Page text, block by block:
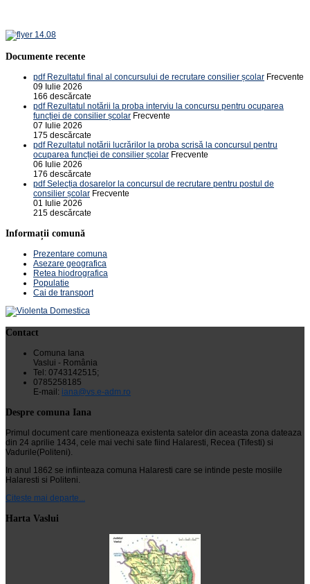
Documente recente
pdf Rezultatul final al concursului de recrutare consilier școlar Frecvente
09 Iulie 2026
166 descărcate
pdf Rezultatul notării la proba interviu la concursu pentru ocuparea
funcției de consilier școlar Frecvente
07 Iulie 2026
175 descărcate
pdf Rezultatul notării lucrărilor la proba scrisă la concursul pentru
ocuparea funcției de consilier școlar Frecvente
06 Iulie 2026
176 descărcate
pdf Selecția dosarelor la concursul de recrutare pentru postul de
consilier școlar Frecvente
01 Iulie 2026
215 descărcate
Informații comună
Prezentare comuna
Asezare geografica
Retea hiodrografica
Populatie
Cai de transport
Contact
Comuna Iana
Vaslui - România
Tel: 0743142515;
0785258185
E-mail: iana@vs.e-adm.ro
Despre comuna Iana
Primul document care mentioneaza existenta satelor din aceasta zona dateaza
din 24 aprilie 1434, cele mai vechi sate fiind Halaresti, Recea (Tifesti) si
Vadurile(Politeni).
In anul 1862 se infiinteaza comuna Halaresti care se intinde peste mosiile
Halaresti si Politeni.
Citeste mai departe...
Harta Vaslui